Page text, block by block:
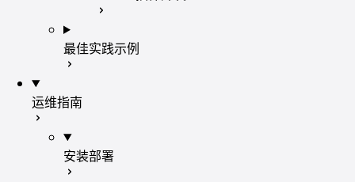
最佳实践示例
运维指南
安装部署